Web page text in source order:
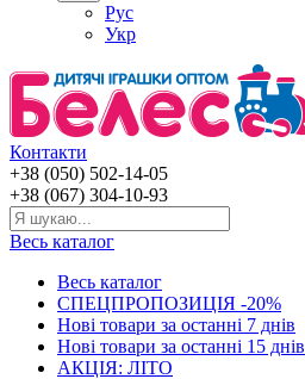
Рус
Укр
Контакти
+38 (050) 502-14-05
+38 (067) 304-10-93
Весь каталог
Весь каталог
СПЕЦПРОПОЗИЦІЯ -20%
Нові товари за останнi 7 днiв
Нові товари за останнi 15 днiв
АКЦІЯ: ЛІТО